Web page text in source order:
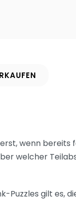
wenn bereits
welcher
Puzzles gilt es,